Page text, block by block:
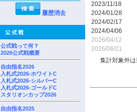
履歴消去
公式戦って何？
2026公式戦概要
自由指名2026
入札式2026-ホワイトC
入札式2026-シルバーC
入札式2026-ゴールドC
スタリオンカップ2026
自由指名2025
2023/11/18
2024/01/28
2024/02/17
2024/04/06
2026/04/12
2026/06/21
集計対象外